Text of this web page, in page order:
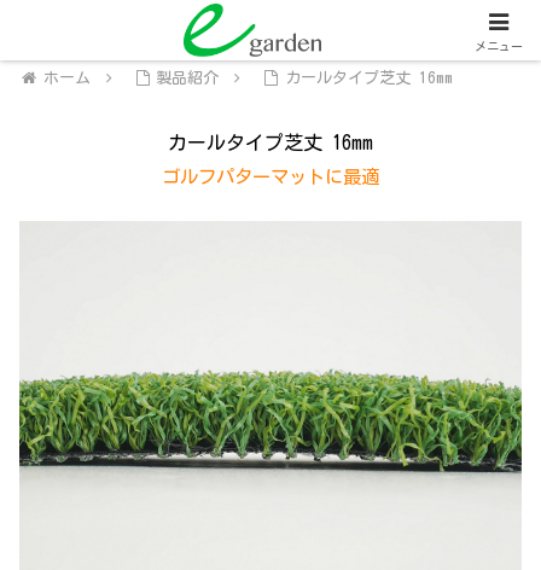
人工芝販売・施工、外壁塗装・施工
ホーム 製品紹介 カールタイプ芝丈 16mm
カールタイプ芝丈 16mm
ゴルフパターマットに最適
メニュー